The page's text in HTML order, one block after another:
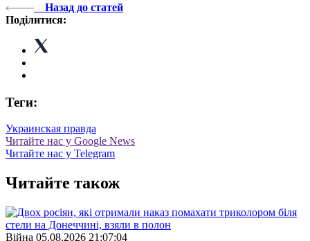
Назад до статей
Поділитися:
Теги:
Украинская правда
Читайте нас у Google News
Читайте нас у Telegram
Читайте також
Війна 05.08.2026 21:07:04